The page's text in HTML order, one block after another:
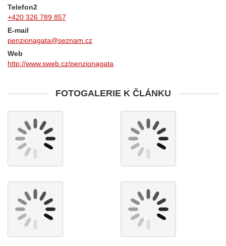
Telefon2
+420 326 789 857
E-mail
penzionagata@seznam.cz
Web
http://www.sweb.cz/penzionagata
FOTOGALERIE K ČLÁNKU